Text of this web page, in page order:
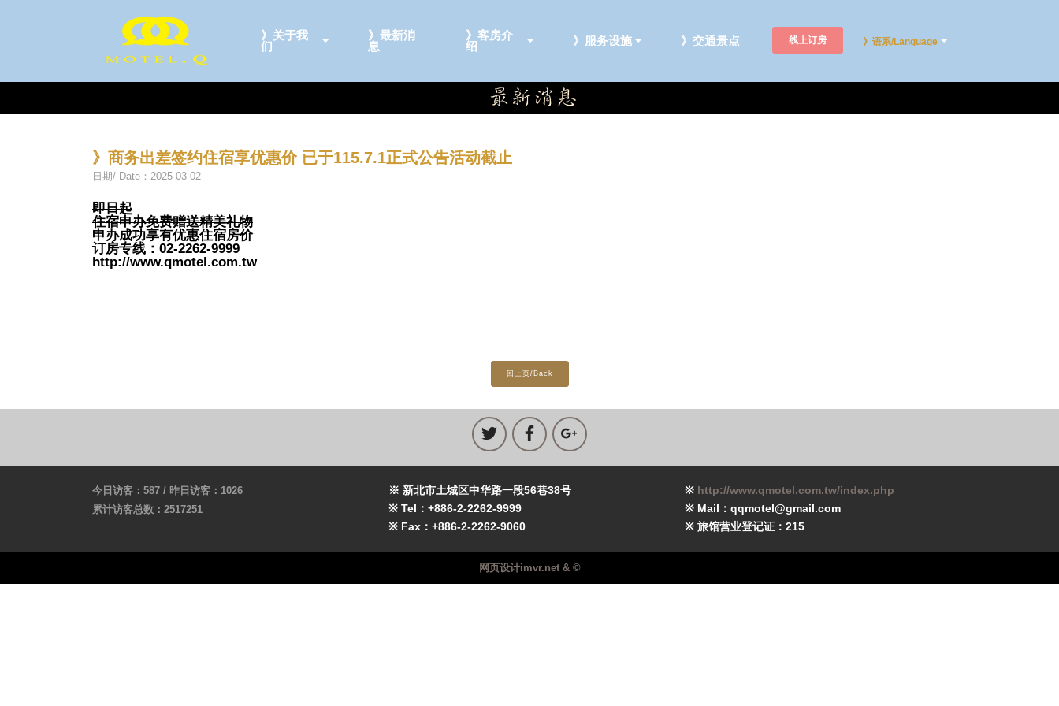
》关于我
们
》最新消
息
》客房介
绍
》服务设施 》交通景点 线上订房 》语系/Language
》商务出差签约住宿享优惠价 已于115.7.1正式公告活动截止
日期/ Date：2025-03-02
即日起
住宿申办免费赠送精美礼物
申办成功享有优惠住宿房价
订房专线：02-2262-9999
http://www.qmotel.com.tw
回上页/Back
今日访客：587 / 昨日访客：1026
累计访客总数：2517251
※ 新北市土城区中华路一段56巷38号
※ Tel：+886-2-2262-9999
※ Fax：+886-2-2262-9060
※ http://www.qmotel.com.tw/index.php
※ Mail：qqmotel@gmail.com
※ 旅馆营业登记证：215
网页设计imvr.net & ©